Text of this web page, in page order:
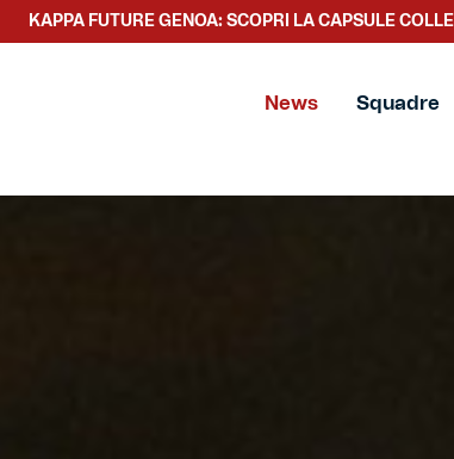
SCOPRI LA NUOVA COLLEZIONE TACCHETTEE
News Squadre